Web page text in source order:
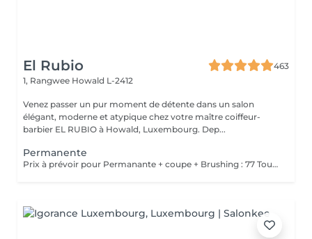
El Rubio
463
1, Rangwee Howald L-2412
Venez passer un pur moment de détente dans un salon
élégant, moderne et atypique chez votre maître coiffeur-
barbier EL RUBIO à Howald, Luxembourg. Dep...
Permanente
Prix à prévoir pour Permanante + coupe + Brushing : 77 Tous ces produits sont compris dans le prix : Mousse, Laque, Gel, Soin démêlant, Shampoing spécifique. Tous les produits que nous utilisons sont des produits de qualité professionnelle.